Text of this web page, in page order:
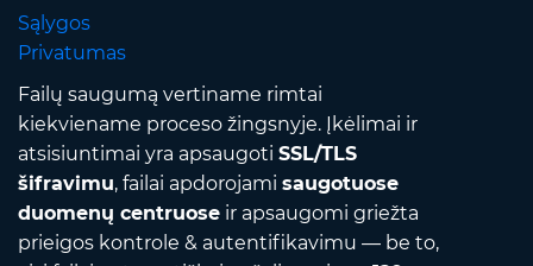
Sąlygos
Privatumas
Failų saugumą vertiname rimtai
kiekviename proceso žingsnyje. Įkėlimai ir
atsisiuntimai yra apsaugoti SSL/TLS
šifravimu, failai apdorojami saugotuose
duomenų centruose ir apsaugomi griežta
prieigos kontrole & autentifikavimu — be to,